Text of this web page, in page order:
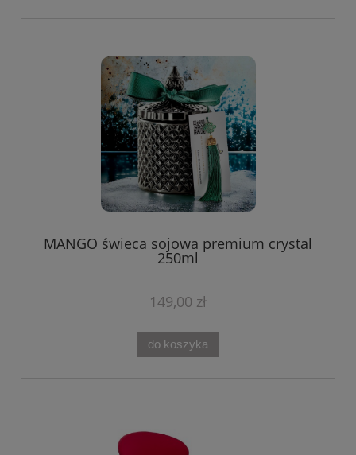
MANGO świeca sojowa premium crystal
250ml
149,00 zł
do koszyka